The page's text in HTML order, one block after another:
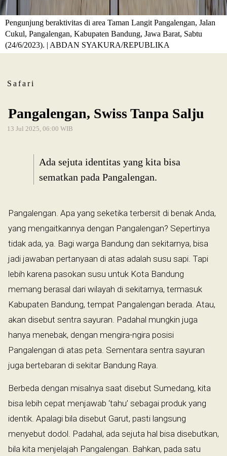
Pengunjung beraktivitas di area Taman Langit Pangalengan, Jalan
Cukul, Pangalengan, Kabupaten Bandung, Jawa Barat, Sabtu
(24/6/2023). | ABDAN SYAKURA/REPUBLIKA
Safari
Pangalengan, Swiss Tanpa Salju
13 Jul 2025, 06:00 WIB
Ada sejuta identitas yang kita bisa
sematkan pada Pangalengan.
Pangalengan. Apa yang seketika terbersit di benak Anda,
yang mengaitkannya dengan Pangalengan? Sepertinya
tidak ada, ya. Bagi warga Bandung dan sekitarnya, bisa
jadi jawaban pertanyaan di atas adalah susu sapi. Tapi
lebih karena pasokan susu untuk Kota Bandung
memang berasal dari wilayah di sekitarnya, termasuk
Kabupaten Bandung, tempat Pangalengan berada. Atau,
akan disebut sentra sayuran. Padahal mungkin juga
hanya menebak, dengan mengira-ngira posisi
Pangalengan di atas peta. Sementara sentra sayuran
juga bertebaran di sekitar Bandung Raya.
Berbeda dengan misalnya saat disebut Sumedang, kita
bisa lebih cepat menjawab ‘tahu’ sebagai produk yang
identik. Apalagi bila disebut Garut, pasti langsung
menyebut dodol. Padahal, ada sejuta hal bisa disebutkan,
bila kita menjelajah Pangalengan. Bahkan, pada satu